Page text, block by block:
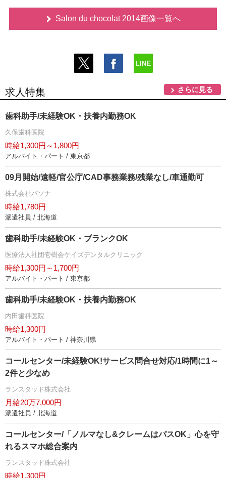
Salon du chocolat 2014画像一覧へ
求人特集 さらに見る
歯科助手/未経験OK・扶養内勤務OK
久保歯科医院
時給1,300円～1,800円
アルバイト・パート / 東京都
09月開始/遠軽/官公庁/CAD事務業務/残業なし/車通勤可
株式会社パソナ
時給1,780円
派遣社員 / 北海道
歯科助手/未経験OK・ブランクOK
医療法人社団壱樹会ケイズデンタルクリニック
時給1,300円～1,700円
アルバイト・パート / 東京都
歯科助手/未経験OK・扶養内勤務OK
内田歯科医院
時給1,300円
アルバイト・パート / 神奈川県
コールセンター/未経験OK!サービス問合せ対応/1時間に1～
2件と少なめ
ランスタッド株式会社
月給20万7,000円
派遣社員 / 北海道
コールセンター/「ノルマなし&クレームはパスOK」心を守
れるスマホ総合案内
ランスタッド株式会社
時給1,300円